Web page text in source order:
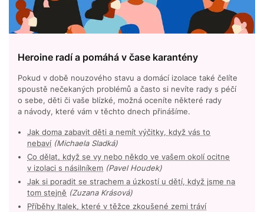
Heroine radí a pomáhá v čase karantény
Pokud v době nouzového stavu a domácí izolace také čelíte
spoustě nečekaných problémů a často si nevíte rady s péčí
o sebe, děti či vaše blízké, možná oceníte některé rady
a návody, které vám v těchto dnech přinášíme.
Jak doma zabavit děti a nemít výčitky, když vás to
nebaví (Michaela Sladká)
Co dělat, když se vy nebo někdo ve vašem okolí ocitne
v izolaci s násilníkem (Pavel Houdek)
Jak si poradit se strachem a úzkostí u dětí, když jsme na
tom stejně (Zuzana Krásová)
Příběhy Italek, které v těžce zkoušené zemi tráví